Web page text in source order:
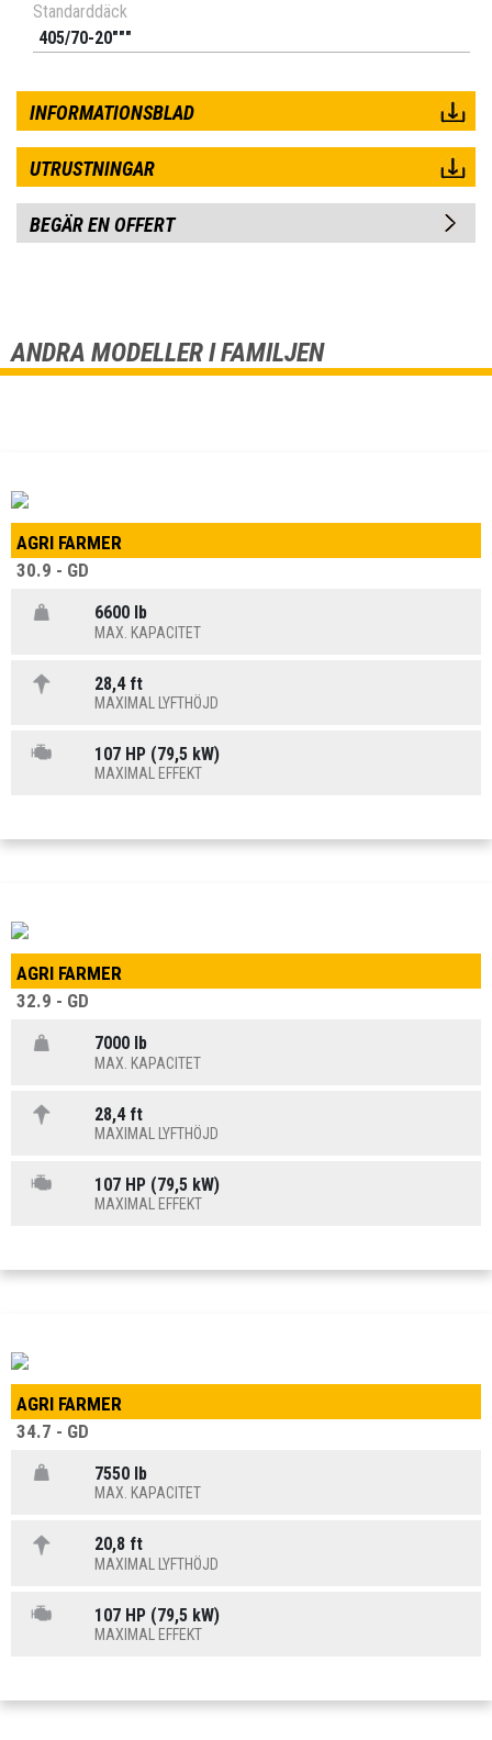
Standarddäck
405/70-20"""
INFORMATIONSBLAD
UTRUSTNINGAR
BEGÄR EN OFFERT
ANDRA MODELLER I FAMILJEN
AGRI FARMER
30.9 - GD
6600 lb
MAX. KAPACITET
28,4 ft
MAXIMAL LYFTHÖJD
107 HP (79,5 kW)
MAXIMAL EFFEKT
AGRI FARMER
32.9 - GD
7000 lb
MAX. KAPACITET
28,4 ft
MAXIMAL LYFTHÖJD
107 HP (79,5 kW)
MAXIMAL EFFEKT
AGRI FARMER
34.7 - GD
7550 lb
MAX. KAPACITET
20,8 ft
MAXIMAL LYFTHÖJD
107 HP (79,5 kW)
MAXIMAL EFFEKT